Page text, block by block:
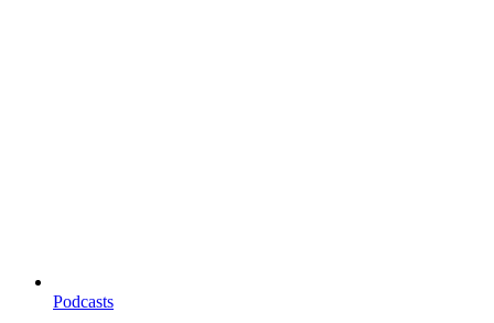
Podcasts